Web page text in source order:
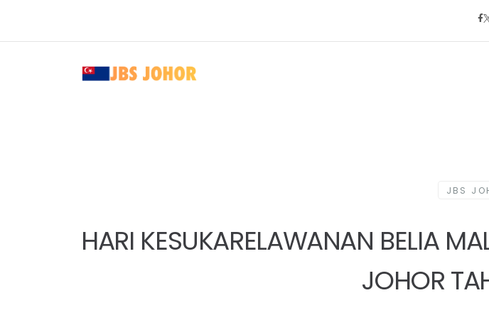
JBS
HARI KESUKARELAWANAN BELIA
JOHOR